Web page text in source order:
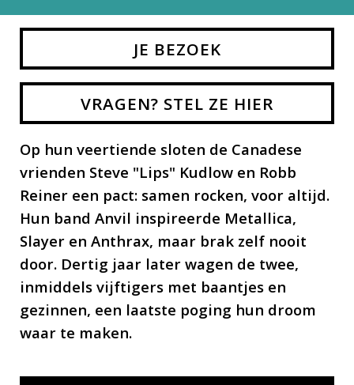
Op hun veertiende sloten de Canadese
vrienden Steve "Lips" Kudlow en Robb
Reiner een pact: samen rocken, voor altijd.
Hun band Anvil inspireerde Metallica,
Slayer en Anthrax, maar brak zelf nooit
door. Dertig jaar later wagen de twee,
inmiddels vijftigers met baantjes en
gezinnen, een laatste poging hun droom
waar te maken.
Regie
Sacha Gervasi
Steve "Lips" Kudlow, Robb Reiner,
Glenn Five, Ivan Hurd en Kevin
Goocher
JE BEZOEK
VRAGEN? STEL ZE HIER